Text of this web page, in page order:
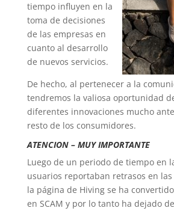
tiempo influyen en la
toma de decisiones
de las empresas en
cuanto al desarrollo
de nuevos servicios.
De hecho, al pertenecer a la
tendremos la valiosa oportunidad
diferentes innovaciones mucho
resto de los consumidores.
ATENCION – MUY IMPORTANTE
Luego de un periodo de tiempo en
usuarios reportaban retrasos en
la página de Hiving se ha
en SCAM y por lo tanto ha dejado